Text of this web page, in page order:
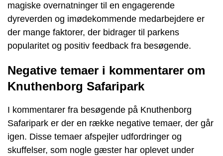
magiske overnatninger til en engagerende
dyreverden og imødekommende medarbejdere er
der mange faktorer, der bidrager til parkens
popularitet og positiv feedback fra besøgende.
Negative temaer i kommentarer om
Knuthenborg Safaripark
I kommentarer fra besøgende på Knuthenborg
Safaripark er der en række negative temaer, der går
igen. Disse temaer afspejler udfordringer og
skuffelser, som nogle gæster har oplevet under